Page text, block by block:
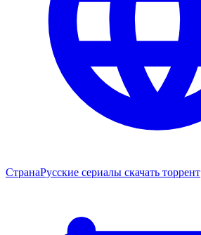
СтранаРусские сериалы скачать торрент